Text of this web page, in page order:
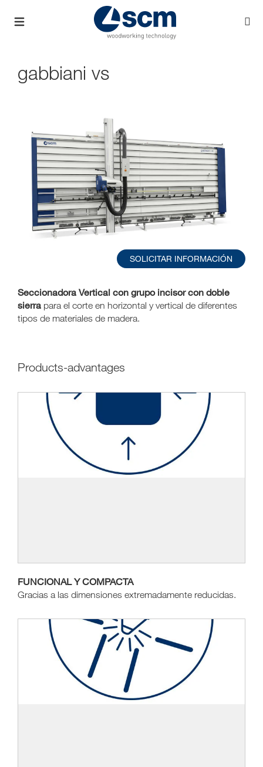
gabbiani vs
SOLICITAR INFORMACIÓN
Seccionadora Vertical con grupo incisor con doble
sierra para el corte en horizontal y vertical de diferentes
tipos de materiales de madera.
products-advantages
FUNCIONAL Y COMPACTA
Gracias a las dimensiones extremadamente reducidas.